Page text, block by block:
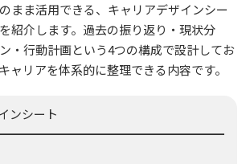
まま活用できる、キャリアデザインシー
紹介します。過去の振り返り・現状分
・行動計画という4つの構成で設計してお
ャリアを体系的に整理できる内容です。
ンシート